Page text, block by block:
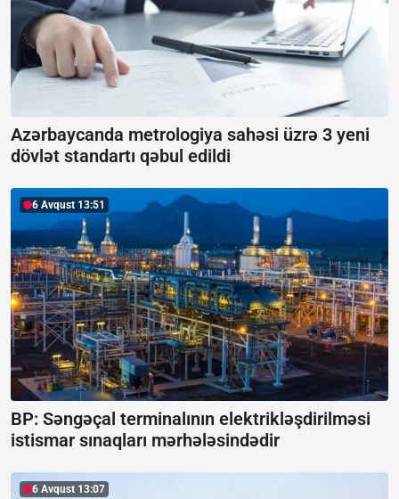
Azərbaycanda metrologiya sahəsi üzrə 3 yeni
dövlət standartı qəbul edildi
6 Avqust 13:51
BP: Səngəçal terminalının elektrikləşdirilməsi
istismar sınaqları mərhələsindədir
6 Avqust 13:07